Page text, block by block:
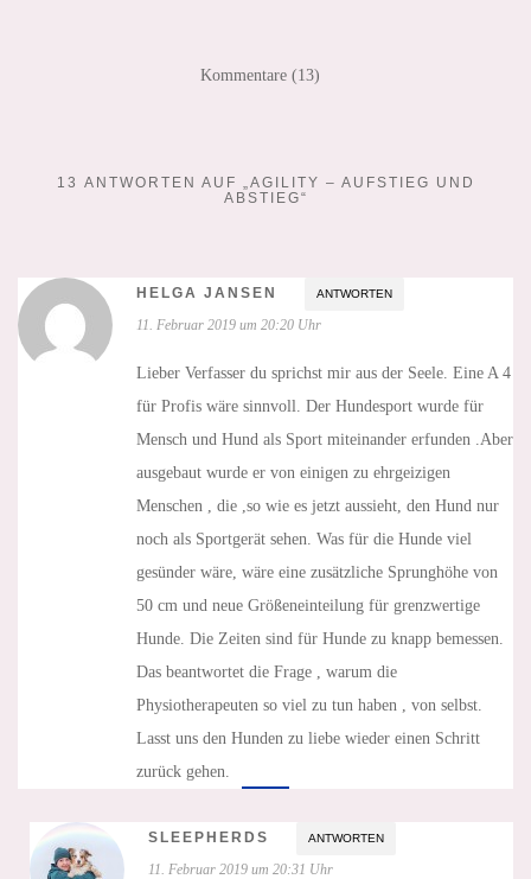
Kommentare (13)
13 ANTWORTEN AUF „AGILITY – AUFSTIEG UND
ABSTIEG“
HELGA JANSEN ANTWORTEN
11. Februar 2019 um 20:20 Uhr
Lieber Verfasser du sprichst mir aus der Seele. Eine A 4
für Profis wäre sinnvoll. Der Hundesport wurde für
Mensch und Hund als Sport miteinander erfunden .Aber
ausgebaut wurde er von einigen zu ehrgeizigen
Menschen , die ,so wie es jetzt aussieht, den Hund nur
noch als Sportgerät sehen. Was für die Hunde viel
gesünder wäre, wäre eine zusätzliche Sprunghöhe von
50 cm und neue Größeneinteilung für grenzwertige
Hunde. Die Zeiten sind für Hunde zu knapp bemessen.
Das beantwortet die Frage , warum die
Physiotherapeuten so viel zu tun haben , von selbst.
Lasst uns den Hunden zu liebe wieder einen Schritt
zurück gehen.
SLEEPHERDS ANTWORTEN
11. Februar 2019 um 20:31 Uhr